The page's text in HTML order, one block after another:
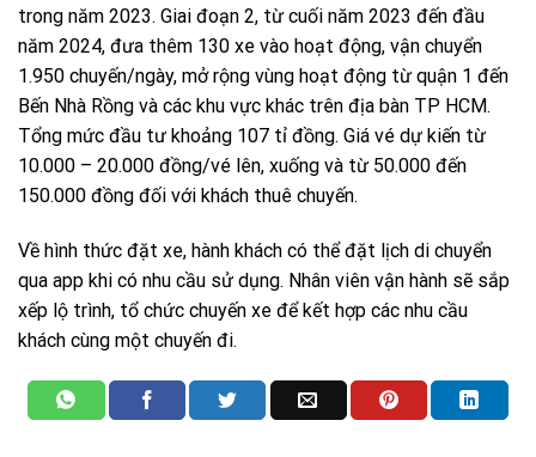
trong năm 2023. Giai đoạn 2, từ cuối năm 2023 đến đầu
năm 2024, đưa thêm 130 xe vào hoạt động, vận chuyển
1.950 chuyến/ngày, mở rộng vùng hoạt động từ quận 1 đến
Bến Nhà Rồng và các khu vực khác trên địa bàn TP HCM.
Tổng mức đầu tư khoảng 107 tỉ đồng. Giá vé dự kiến từ
10.000 – 20.000 đồng/vé lên, xuống và từ 50.000 đến
150.000 đồng đối với khách thuê chuyến.
Về hình thức đặt xe, hành khách có thể đặt lịch di chuyển
qua app khi có nhu cầu sử dụng. Nhân viên vận hành sẽ sắp
xếp lộ trình, tổ chức chuyến xe để kết hợp các nhu cầu
khách cùng một chuyến đi.